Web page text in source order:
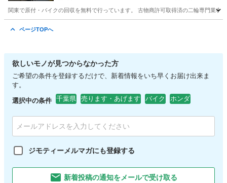
関東で原付・バイクの回収を無料で行っています。 古物商許可取得済の二輪専門業
ページTOPへ
欲しいモノが見つからなかった方
ご希望の条件を登録するだけで、新着情報をいち早くお届け出来ま
す。
選択中の条件 千葉県 売ります・あげます バイク ホンダ
ジモティーメルマガにも登録する
新着投稿の通知をメールで受け取る